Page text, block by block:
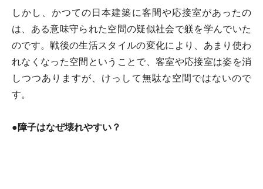
しかし、かつての日本建築に客間や応接室があったの
は、ある意味守られた空間の疑似社会で躾を学んでいた
のです。戦後の生活スタイルの変化により、あまり使わ
れなくなった空間ということで、客室や応接室は姿を消
しつつありますが、けっして無駄な空間ではないので
す。
●障子はなぜ壊れやすい？